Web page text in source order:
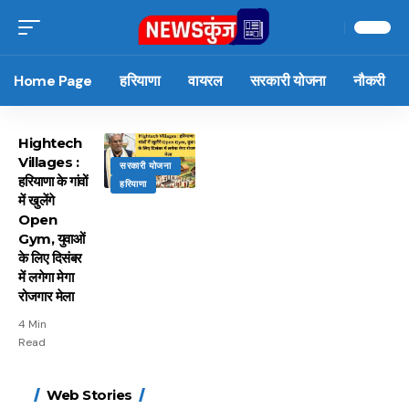
Home Page हरियाणा वायरल सरकारी योजना नौकरी
सरकारी योजना
हरियाणा
Hightech
Villages :
हरियाणा के गांवों
में खुलेंगे
Open
Gym, युवाओं
के लिए दिसंबर
में लगेगा मेगा
रोजगार मेला
4 Min
Read
Web Stories
15 नवंबर से लागू होंगे
मोटापे को कम करने के लिए